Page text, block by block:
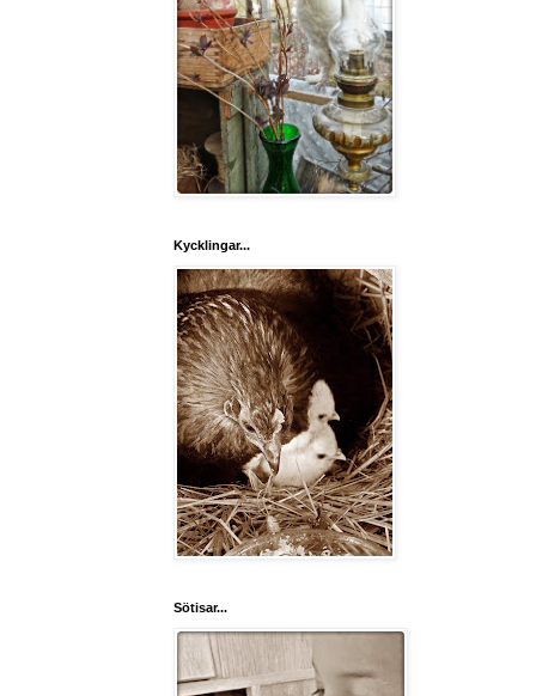
Kycklingar...
Sötisar...